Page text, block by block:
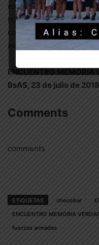
estudiantiles, sociales y
nuestro profundo
compromiso de lucha
avance.
ENCUENTRO MEMORIA
BsAS, 23 de julio de
Comments
comments
ETIQUETAS chocobar
ENCUENTRO MEMORIA
fuerzas armadas